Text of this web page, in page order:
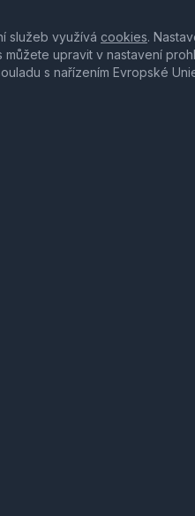
služeb využívá cookies.
upravit v nastavení
s nařízením Evropské